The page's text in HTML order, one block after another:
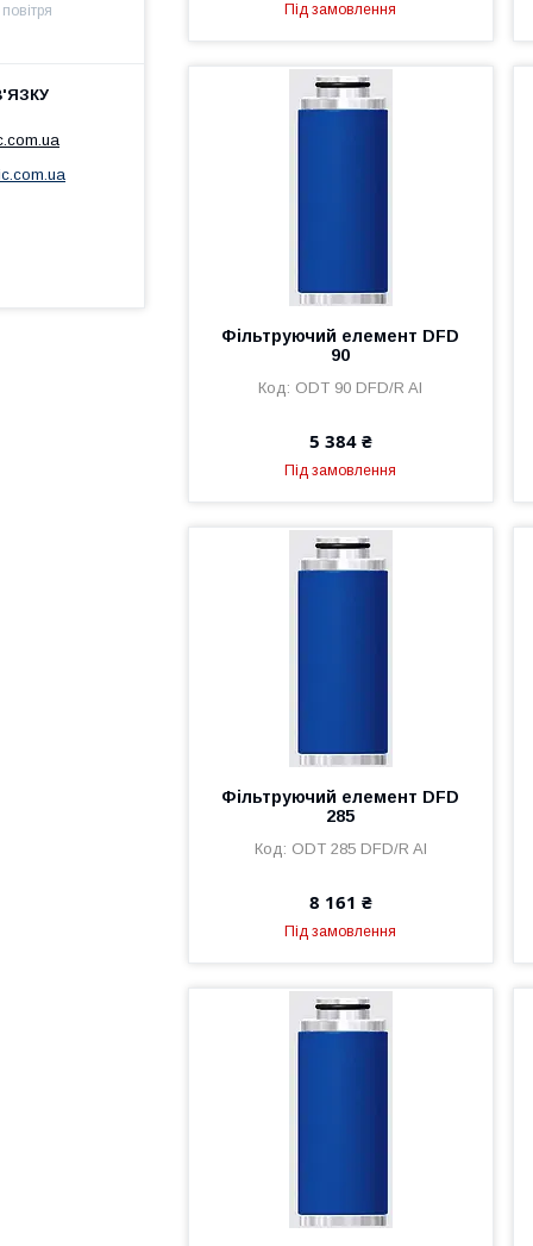
Під замовлення
Фільтруючий елемент DFD
90
ODT 90 DFD/R Al
5 384 ₴
Під замовлення
Фільтруючий елемент DFD
285
ODT 285 DFD/R Al
8 161 ₴
Під замовлення